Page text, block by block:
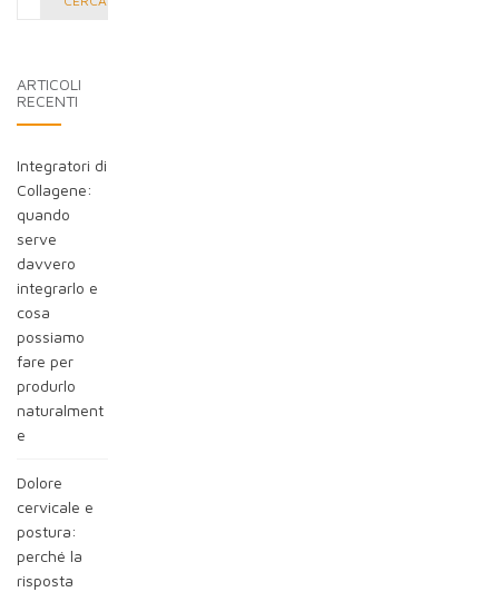
ARTICOLI
RECENTI
Integratori di
Collagene:
quando
serve
davvero
integrarlo e
cosa
possiamo
fare per
produrlo
naturalment
e
Dolore
cervicale e
postura:
perché la
risposta